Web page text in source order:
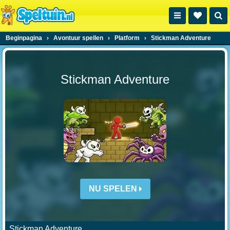
Beginpagina › Avontuur spellen › Platform › Stickman Adventure
Stickman Adventure
NU SPELEN